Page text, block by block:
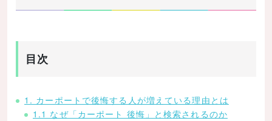
目次
1. カーポートで後悔する人が増えている理由とは
1.1 なぜ「カーポート 後悔」と検索されるのか